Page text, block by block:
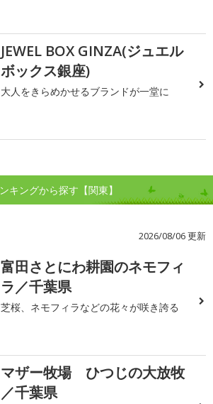
JEWEL BOX GINZA(ジュエル
ボックス銀座)
大人をきらめかせるブランドが一堂に
キングから探す【関東】
2026/08/06 更新
富田さとにわ耕園のネモフィ
ラ／千葉県
芝桜、ネモフィラなどの花々が咲き誇る
マザー牧場 ひつじの大放牧
／千葉県